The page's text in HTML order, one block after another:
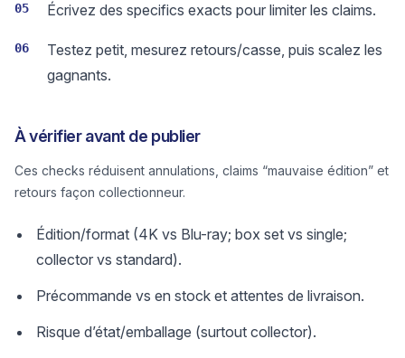
05 Écrivez des specifics exacts pour limiter les claims.
06
Testez petit, mesurez retours/casse, puis scalez les
gagnants.
À vérifier avant de publier
Ces checks réduisent annulations, claims “mauvaise édition” et
retours façon collectionneur.
Édition/format (4K vs Blu-ray; box set vs single;
collector vs standard).
Précommande vs en stock et attentes de livraison.
Risque d’état/emballage (surtout collector).